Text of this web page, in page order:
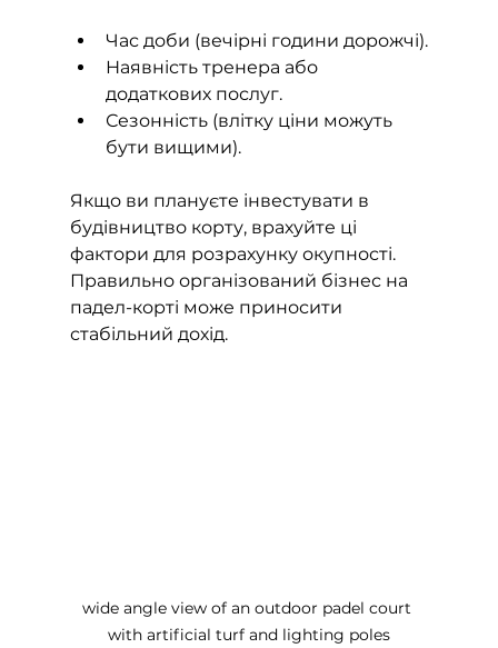
Час доби (вечірні години дорожчі).
Наявність тренера або
додаткових послуг.
Сезонність (влітку ціни можуть
бути вищими).
Якщо ви плануєте інвестувати в
будівництво корту, врахуйте ці
фактори для розрахунку окупності.
Правильно організований бізнес на
падел-корті може приносити
стабільний дохід.
wide angle view of an outdoor padel court
with artificial turf and lighting poles